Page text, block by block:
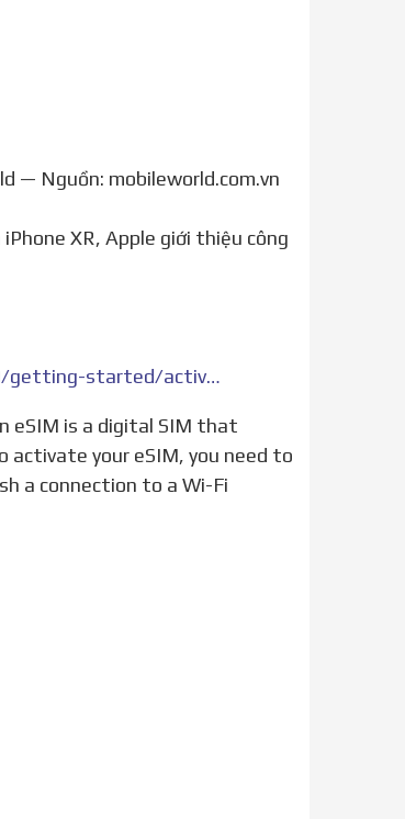
— Nguồn: mobileworld.com.vn
https://devices.vodafone.com.au/apple/iphone-11-pro-max-ios-13-0/getting-started/activate-esim/
activate your eSIM, you need to
a connection to a Wi-Fi